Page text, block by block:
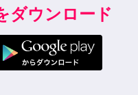
ダウンロード